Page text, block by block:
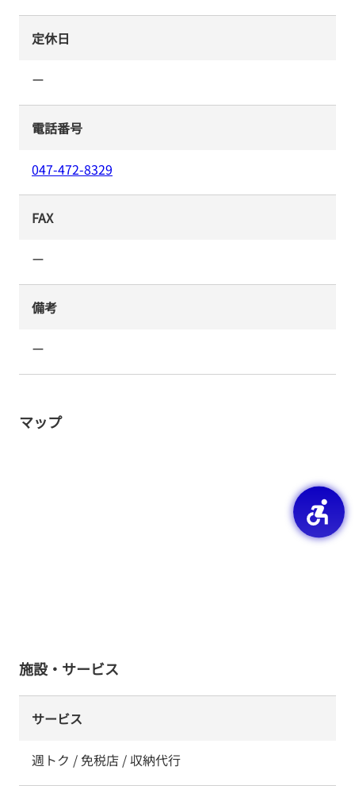
定休日
ー
電話番号
047-472-8329
FAX
ー
備考
ー
マップ
施設・サービス
サービス
週トク / 免税店 / 収納代行